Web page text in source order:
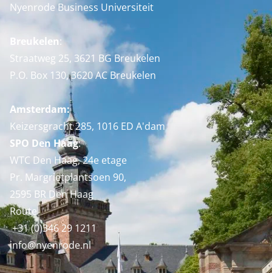
Nyenrode Business Universiteit
Breukelen:
Straatweg 25, 3621 BG Breukelen
P.O. Box 130, 3620 AC Breukelen
Amsterdam:
Keizersgracht 285, 1016 ED A'dam
SPO Den Haag:
WTC Den Haag, 24e etage
Pr. Margrietplantsoen 90,
2595 BR Den Haag
Route
+31 (0)346 29 1211
info@nyenrode.nl